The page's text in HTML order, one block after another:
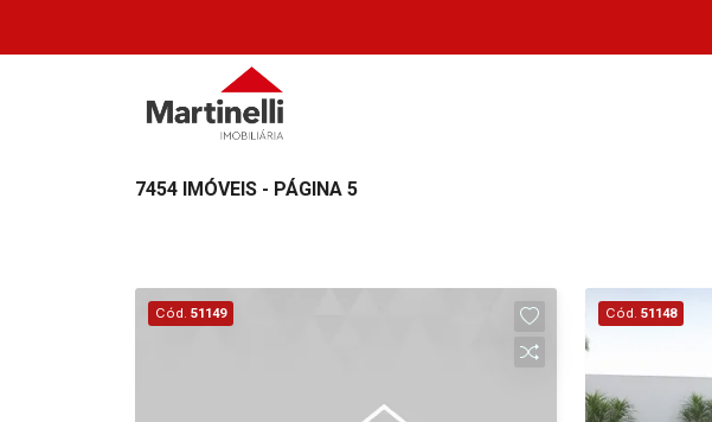
7454 IMÓVEIS - PÁGINA 5
Cód. 51149 Cód. 51148